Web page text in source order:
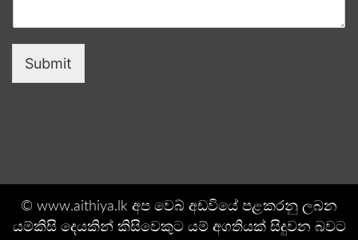
Submit
© www.aithiya.lk අප වෙබ් අඩවියේ පළකරනු ලබන
යම්කිසි දෙයකින් කිසිවෙකුට යම් අගතියක් සිදුවන බවට